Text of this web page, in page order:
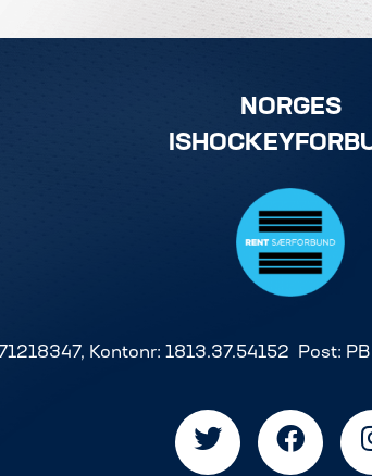
NORGES
Kontonr: 1813.37.54152 Post: